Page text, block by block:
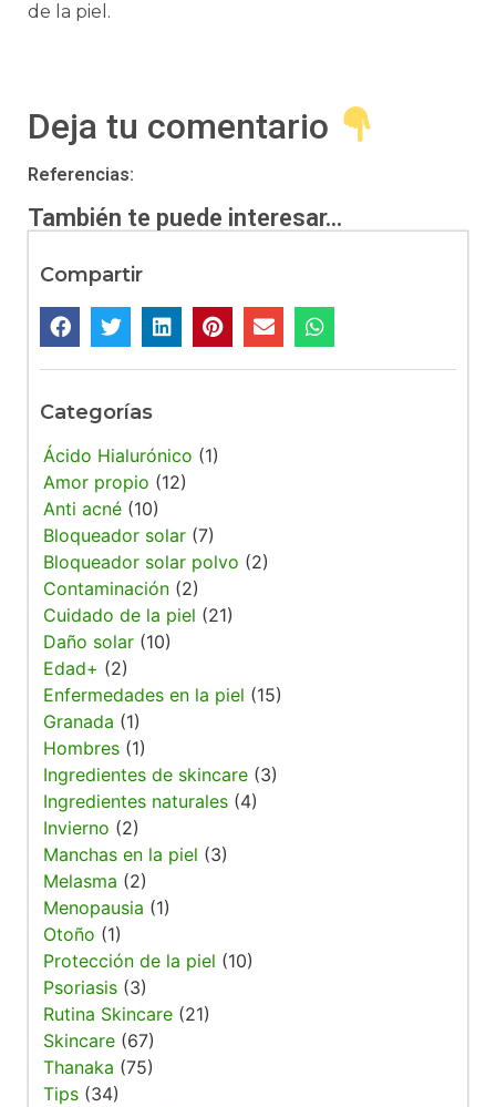
de la piel.
Deja tu comentario
Referencias:
También te puede interesar...
Compartir
Categorías
Ácido Hialurónico (1)
Amor propio (12)
Anti acné (10)
Bloqueador solar (7)
Bloqueador solar polvo (2)
Contaminación (2)
Cuidado de la piel (21)
Daño solar (10)
Edad+ (2)
Enfermedades en la piel (15)
Granada (1)
Hombres (1)
Ingredientes de skincare (3)
Ingredientes naturales (4)
Invierno (2)
Manchas en la piel (3)
Melasma (2)
Menopausia (1)
Otoño (1)
Protección de la piel (10)
Psoriasis (3)
Rutina Skincare (21)
Skincare (67)
Thanaka (75)
Tips (34)